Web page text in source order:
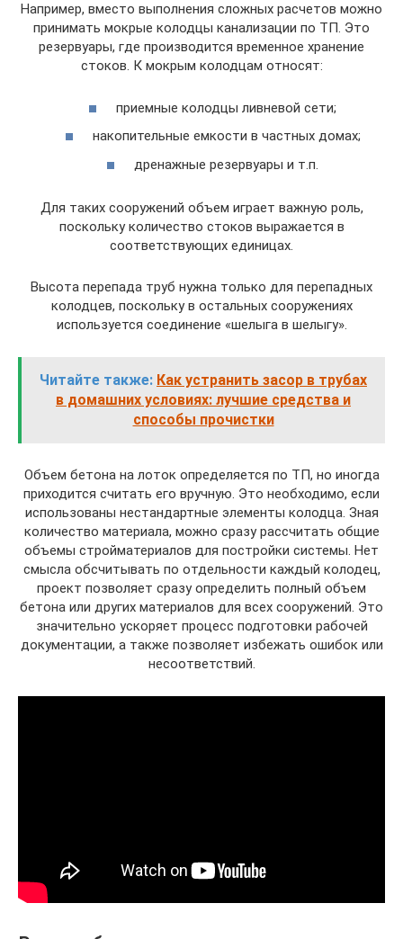
Например, вместо выполнения сложных расчетов можно
принимать мокрые колодцы канализации по ТП. Это
резервуары, где производится временное хранение
стоков. К мокрым колодцам относят:
приемные колодцы ливневой сети;
накопительные емкости в частных домах;
дренажные резервуары и т.п.
Для таких сооружений объем играет важную роль,
поскольку количество стоков выражается в
соответствующих единицах.
Высота перепада труб нужна только для перепадных
колодцев, поскольку в остальных сооружениях
используется соединение «шелыга в шелыгу».
Читайте также: Как устранить засор в трубах
в домашних условиях: лучшие средства и
способы прочистки
Объем бетона на лоток определяется по ТП, но иногда
приходится считать его вручную. Это необходимо, если
использованы нестандартные элементы колодца. Зная
количество материала, можно сразу рассчитать общие
объемы стройматериалов для постройки системы. Нет
смысла обсчитывать по отдельности каждый колодец,
проект позволяет сразу определить полный объем
бетона или других материалов для всех сооружений. Это
значительно ускоряет процесс подготовки рабочей
документации, а также позволяет избежать ошибок или
несоответствий.